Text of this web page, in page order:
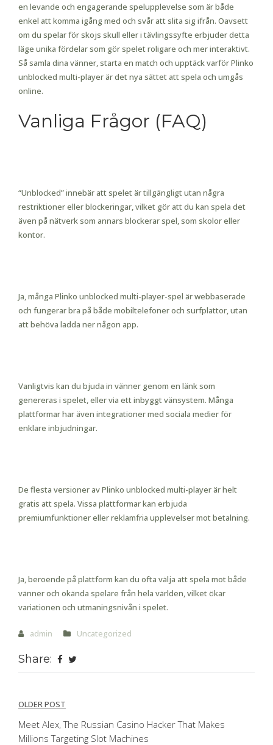
en levande och engagerande spelupplevelse som är både
enkel att komma igång med och svår att slita sig ifrån. Oavsett
om du spelar för skojs skull eller i tävlingssyfte erbjuder detta
läge unika fördelar som gör spelet roligare och mer interaktivt.
Så samla dina vänner, starta en match och upptäck varför Plinko
unblocked multi-player är det nya sättet att spela och umgås
online.
Vanliga Frågor (FAQ)
“Unblocked” innebär att spelet är tillgängligt utan några
restriktioner eller blockeringar, vilket gör att du kan spela det
även på nätverk som annars blockerar spel, som skolor eller
kontor.
Ja, många Plinko unblocked multi-player-spel är webbaserade
och fungerar bra på både mobiltelefoner och surfplattor, utan
att behöva ladda ner någon app.
Vanligtvis kan du bjuda in vänner genom en länk som
genereras i spelet, eller via ett inbyggt vänsystem. Många
plattformar har även integrationer med sociala medier för
enklare inbjudningar.
De flesta versioner av Plinko unblocked multi-player är helt
gratis att spela. Vissa plattformar kan erbjuda
premiumfunktioner eller reklamfria upplevelser mot betalning.
Ja, beroende på plattform kan du ofta välja att spela mot både
vänner och okända spelare från hela världen, vilket ökar
variationen och utmaningsnivån i spelet.
admin Uncategorized
Share:
Post
navigation
OLDER POST
Meet Alex, The Russian Casino Hacker That Makes
Millions Targeting Slot Machines